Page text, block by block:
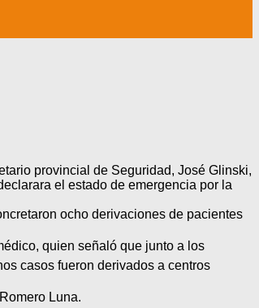
provincial de Seguridad, José Glinski,
el estado de emergencia por la
ocho derivaciones de pacientes
quien señaló que junto a los
casos fueron derivados a centros
Luna.